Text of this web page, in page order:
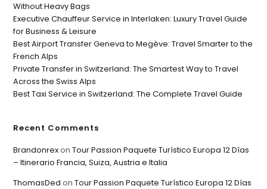
Without Heavy Bags
Executive Chauffeur Service in Interlaken: Luxury Travel Guide
for Business & Leisure
Best Airport Transfer Geneva to Megève: Travel Smarter to the
French Alps
Private Transfer in Switzerland: The Smartest Way to Travel
Across the Swiss Alps
Best Taxi Service in Switzerland: The Complete Travel Guide
Recent Comments
BrandonrexonTour Passion Paquete Turístico Europa 12 Días
– Itinerario Francia, Suiza, Austria e Italia
ThomasDed onTour Passion Paquete Turístico Europa 12 Días